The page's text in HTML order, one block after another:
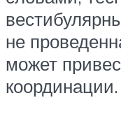
не
может
координации.